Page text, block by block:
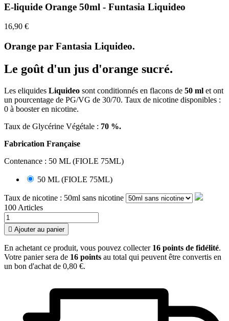
E-liquide Orange 50ml - Funtasia Liquideo
16,90 €
Orange par Fantasia Liquideo.
Le goût d'un jus d'orange sucré.
Les eliquides Liquideo sont conditionnés en flacons de 50 ml et ont
un pourcentage de PG/VG de 30/70. Taux de nicotine disponibles :
0 à booster en nicotine.
Taux de Glycérine Végétale : 70 %.
Fabrication Française
Contenance : 50 ML (FIOLE 75ML)
50 ML (FIOLE 75ML)
Taux de nicotine : 50ml sans nicotine
100 Articles
 Ajouter au panier
En achetant ce produit, vous pouvez collecter 16 points de fidélité.
Votre panier sera de 16 points au total qui peuvent être convertis en
un bon d'achat de 0,80 €.